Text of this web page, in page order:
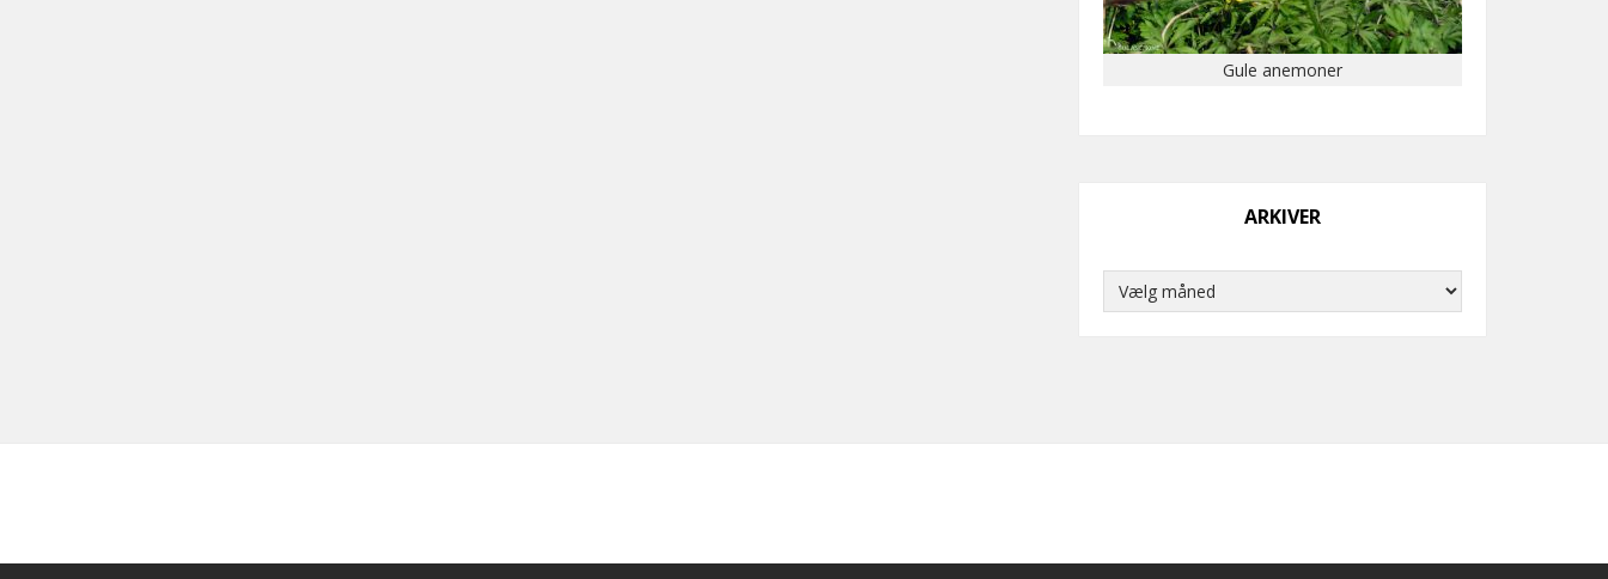
Gule anemoner
ARKIVER
Arkiver